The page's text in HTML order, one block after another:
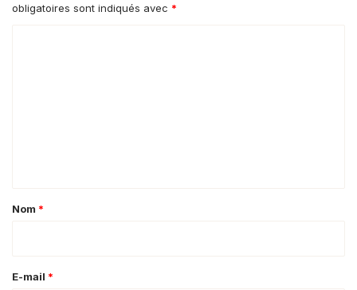
obligatoires sont indiqués avec *
a
e
Nom *
E-mail *